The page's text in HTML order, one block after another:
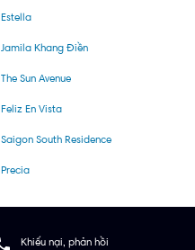
Estella
Jamila Khang Điền
The Sun Avenue
Feliz En Vista
Saigon South Residence
Precia
Khiếu nại, phản hồi